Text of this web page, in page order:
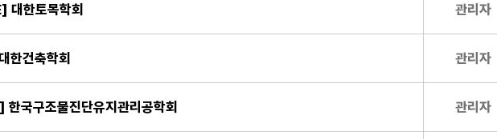
대한토목학회 관리자
한건축학회 관리자
국구조물진단유지관리공학회 관리자